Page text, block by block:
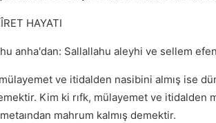
HAYATI
anha'dan: Sallallahu aleyhi ve sellem
ve itidalden nasibini almış ise
Kim ki rıfk, mülayemet ve itidalden
mahrum kalmış demektir.